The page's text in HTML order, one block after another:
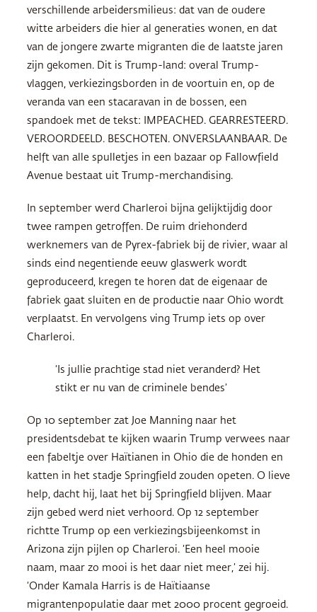
verschillende arbeidersmilieus: dat van de oudere
witte arbeiders die hier al generaties wonen, en dat
van de jongere zwarte migranten die de laatste jaren
zijn gekomen. Dit is Trump-land: overal Trump-
vlaggen, verkiezingsborden in de voortuin en, op de
veranda van een stacaravan in de bossen, een
spandoek met de tekst: IMPEACHED. GEARRESTEERD.
VEROORDEELD. BESCHOTEN. ONVERSLAANBAAR. De
helft van alle spulletjes in een bazaar op Fallowfield
Avenue bestaat uit Trump-merchandising.
In september werd Charleroi bijna gelijktijdig door
twee rampen getroffen. De ruim driehonderd
werknemers van de Pyrex-fabriek bij de rivier, waar al
sinds eind negentiende eeuw glaswerk wordt
geproduceerd, kregen te horen dat de eigenaar de
fabriek gaat sluiten en de productie naar Ohio wordt
verplaatst. En vervolgens ving Trump iets op over
Charleroi.
‘Is jullie prachtige stad niet veranderd? Het
stikt er nu van de criminele bendes’
Op 10 september zat Joe Manning naar het
presidentsdebat te kijken waarin Trump verwees naar
een fabeltje over Haïtianen in Ohio die de honden en
katten in het stadje Springfield zouden opeten. O lieve
help, dacht hij, laat het bij Springfield blijven. Maar
zijn gebed werd niet verhoord. Op 12 september
richtte Trump op een verkiezingsbijeenkomst in
Arizona zijn pijlen op Charleroi. ‘Een heel mooie
naam, maar zo mooi is het daar niet meer,’ zei hij.
‘Onder Kamala Harris is de Haïtiaanse
migrantenpopulatie daar met 2000 procent gegroeid.